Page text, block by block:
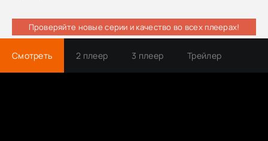
Проверяйте новые серии и качество во всех плеерах!
Смотреть 2 плеер 3 плеер Трейлер